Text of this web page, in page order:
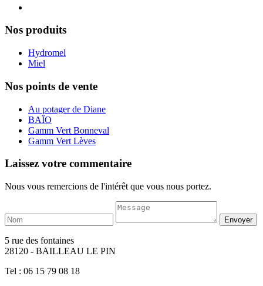
Nos produits
Hydromel
Miel
Nos points de vente
Au potager de Diane
BAÏO
Gamm Vert Bonneval
Gamm Vert Lèves
Laissez votre commentaire
Nous vous remercions de l'intérêt que vous nous portez.
5 rue des fontaines
28120 - BAILLEAU LE PIN
Tel : 06 15 79 08 18